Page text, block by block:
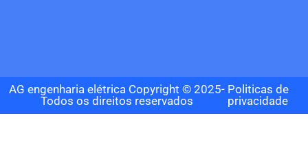
AG engenharia elétrica Copyright © 2025-
Todos os direitos reservados
Politicas de
privacidade